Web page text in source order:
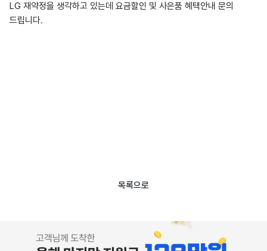
LG 재약정을 생각하고 있는데 요금할인 및 사은품 혜택안내 문의
드립니다.
목록으로